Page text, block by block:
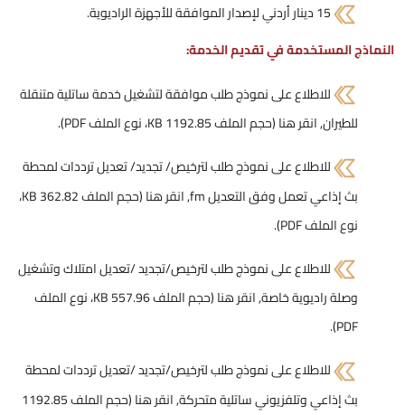
15 دينار أردني لإصدار الموافقة للأجهزة الراديوية.
النماذج المستخدمة في تقديم الخدمة:
للاطلاع على نموذج طلب موافقة لتشغيل خدمة ساتلية متنقلة
للطيران,انقر هنا (حجم الملف 1192.85 KB، نوع الملف PDF)
.
للاطلاع على نموذج طلب لترخيص/ تجديد/ تعديل ترددات لمحطة
بث إذاعي تعمل وفق التعديل fm,
انقر هنا (حجم الملف 362.82 KB،
نوع الملف PDF)
.
للاطلاع على نموذج طلب لترخيص/تجديد /تعديل امتلاك وتشغيل
وصلة راديوية خاصة,
انقر هنا (حجم الملف 557.96 KB، نوع الملف
PDF)
.
للاطلاع على نموذج طلب لترخيص/تجديد /تعديل ترددات لمحطة
بث إذاعي وتلفزيوني ساتلية متحركة,
انقر هنا (حجم الملف 1192.85